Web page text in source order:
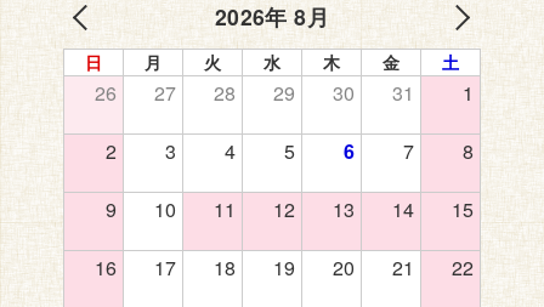
2026年 8月
日 月 火 水 木 金 土
26 27 28 29 30 31 1
2 3 4 5 6 7 8
9 10 11 12 13 14 15
16 17 18 19 20 21 22